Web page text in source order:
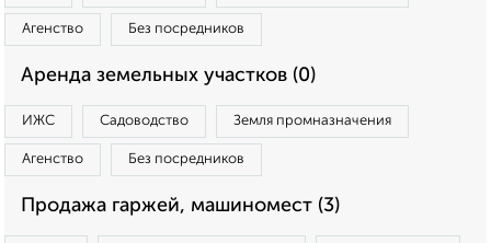
Агенство Без посредников
Аренда земельных участков (0)
ИЖС Садоводство Земля промназначения
Агенство Без посредников
Продажа гаржей, машиномест (3)